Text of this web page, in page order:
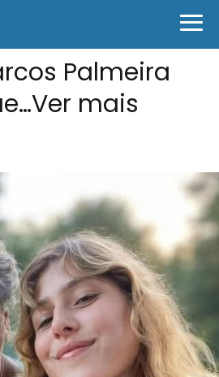
Palmeira
mais